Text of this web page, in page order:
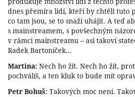
dnes přemíra lidí, kteří by chtěli tuto
co tam jsou, se to snaží uhájit. A teď
s mainstreamem, s povšechným
v rámci mainstreamu – asi takoví
Radek Bartoníček…
Martina: Nech ho žít. Nech ho žít,
pochválíš, a ten kluk to bude mít
Petr Bohuš: Takových moc není.